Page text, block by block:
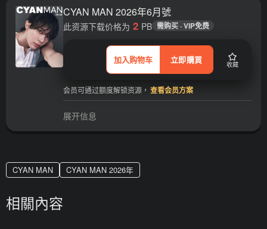
CYAN MAN 2026年6月號
加入购物车 立即購買 收藏
此资源下载价格为 2 PB 需购买 · VIP免费
会员可通过额度解锁资源， 查看会员方案
展开信息
CYAN MAN CYAN MAN 2026年
相關內容